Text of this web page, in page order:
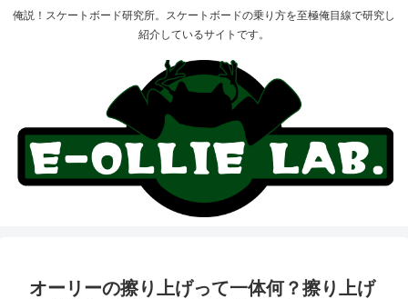
俺説！スケートボード研究所。スケートボードの乗り方を至極俺目線で研究し
紹介しているサイトです。
オーリーの擦り上げって一体何？擦り上げ